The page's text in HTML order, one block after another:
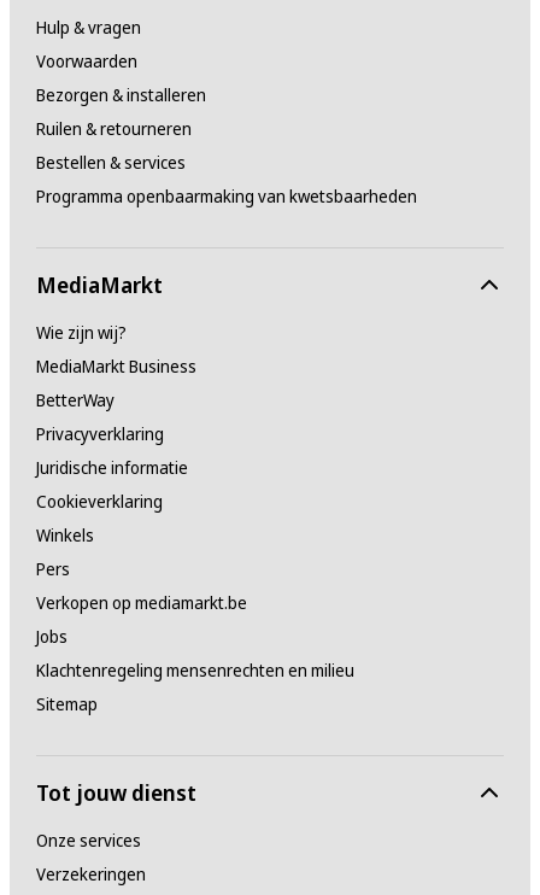
Hulp & vragen
Voorwaarden
Bezorgen & installeren
Ruilen & retourneren
Bestellen & services
Programma openbaarmaking van kwetsbaarheden
MediaMarkt
Wie zijn wij?
MediaMarkt Business
BetterWay
Privacyverklaring
Juridische informatie
Cookieverklaring
Winkels
Pers
Verkopen op mediamarkt.be
Jobs
Klachtenregeling mensenrechten en milieu
Sitemap
Tot jouw dienst
Onze services
Verzekeringen